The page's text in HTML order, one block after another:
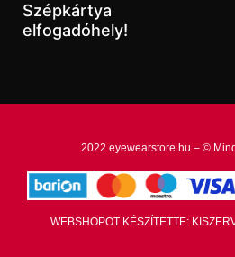
Szépkártya
elfogadóhely!
2022 eyewearstore.hu – ©
WEBSHOPOT KÉSZÍTETTE: